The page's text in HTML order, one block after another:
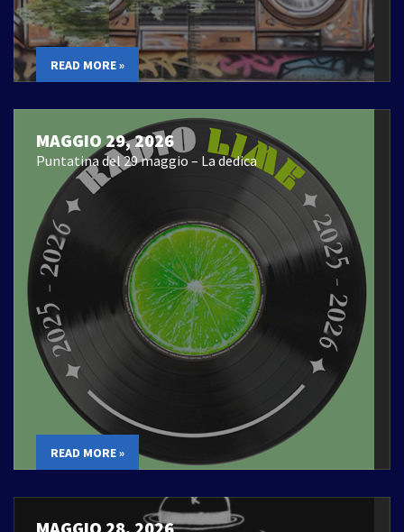
READ MORE »
MAGGIO 29, 2026
Puntatina del 29 maggio – La dedica
READ MORE »